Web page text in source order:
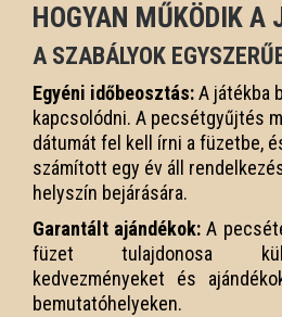
HOGYAN MŰKÖDIK A
A SZABÁLYOK
Egyéni időbeosztás:A játékba
kapcsolódni. A pecsétgyűjtés
dátumát fel kell írni a füzetbe,
számított egy év áll
helyszín bejárására.
Garantált ajándékok: A
füzet tulajdonosa
kedvezményeket és
bemutatóhelyeken.